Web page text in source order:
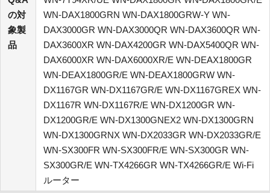
の対
象製
品
WN-DAX1800GRN WN-DAX1800GRW-Y WN-
DAX3000GR WN-DAX3000QR WN-DAX3600QR WN-
DAX3600XR WN-DAX4200GR WN-DAX5400QR WN-
DAX6000XR WN-DAX6000XR/E WN-DEAX1800GR
WN-DEAX1800GR/E WN-DEAX1800GRW WN-
DX1167GR WN-DX1167GR/E WN-DX1167GREX WN-
DX1167R WN-DX1167R/E WN-DX1200GR WN-
DX1200GR/E WN-DX1300GNEX2 WN-DX1300GRN
WN-DX1300GRNX WN-DX2033GR WN-DX2033GR/E
WN-SX300FR WN-SX300FR/E WN-SX300GR WN-
SX300GR/E WN-TX4266GR WN-TX4266GR/E Wi-Fi
ルーター